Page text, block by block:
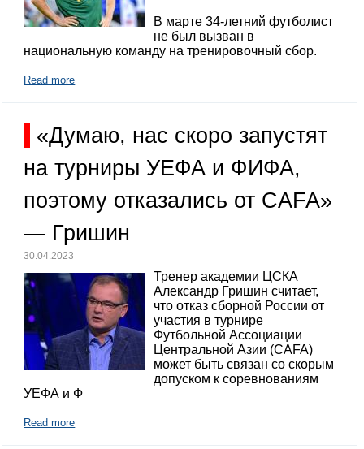
В марте 34-летний футболист
не был вызван в
национальную команду на тренировочный сбор.
Read more
«Думаю, нас скоро запустят
на турниры УЕФА и ФИФА,
поэтому отказались от CAFA»
— Гришин
30.04.2023
Тренер академии ЦСКА
Александр Гришин считает,
что отказ сборной России от
участия в турнире
Футбольной Ассоциации
Центральной Азии (CAFA)
может быть связан со скорым
допуском к соревнованиям
УЕФА и Ф
Read more